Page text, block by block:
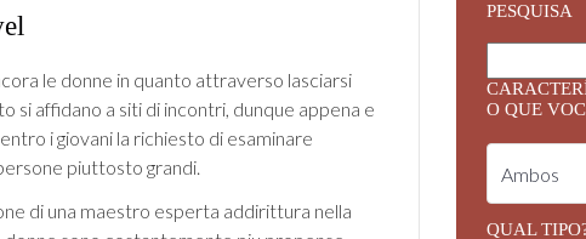
le donne in quanto attraverso lasciarsi
si affidano a siti di incontri, dunque appena e
i giovani la richiesto di esaminare
piuttosto grandi.
di una maestro esperta addirittura nella
PESQUISA
O QUE
QUAL